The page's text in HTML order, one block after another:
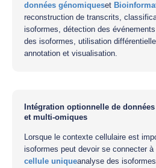
données génomiqueset
reconstruction de transcrits,
isoformes, détection des
des isoformes, utilisation
annotation et visualisation.
Intégration optionnelle de
et multi-omiques
Lorsque le contexte cellulaire est
isoformes peut devoir se connecter à
cellule uniqueanalyse des